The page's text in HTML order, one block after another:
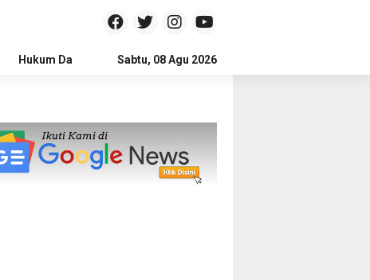
Hukum Dan Kriminal Politik Pendidikan
Sabtu, 08 Agu 2026